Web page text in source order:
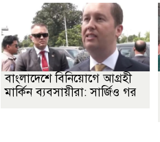
বাংলাদেশে বিনিয়োগে আগ্রহী
মার্কিন ব্যবসায়ীরা: সার্জিও গর